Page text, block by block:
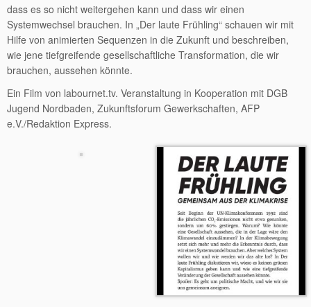
dass es so nicht weitergehen kann und dass wir einen
Systemwechsel brauchen. In „Der laute Frühling“ schauen wir mit
Hilfe von animierten Sequenzen in die Zukunft und beschreiben,
wie jene tiefgreifende gesellschaftliche Transformation, die wir
brauchen, aussehen könnte.
Ein Film von labournet.tv. Veranstaltung in Kooperation mit DGB
Jugend Nordbaden, Zukunftsforum Gewerkschaften, AFP
e.V./Redaktion Express.